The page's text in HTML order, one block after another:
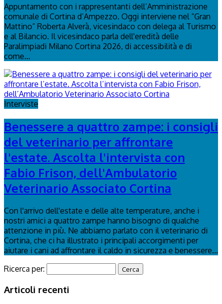
Appuntamento con i rappresentanti dell’Amministrazione
comunale di Cortina d’Ampezzo. Oggi interviene nel “Gran
Mattino” Roberta Alverà, vicesindaco con delega al Turismo
e al Bilancio. Il vicesindaco parla dell'eredità delle
Paralimpiadi Milano Cortina 2026, di accessibilità e di
come...
Interviste
Benessere a quattro zampe: i consigli
del veterinario per affrontare
l'estate. Ascolta l'intervista con
Fabio Frison, dell'Ambulatorio
Veterinario Associato Cortina
Con l'arrivo dell'estate e delle alte temperature, anche i
nostri amici a quattro zampe hanno bisogno di qualche
attenzione in più. Ne abbiamo parlato con il veterinario di
Cortina, che ci ha illustrato i principali accorgimenti per
aiutare i cani ad affrontare il caldo in sicurezza e benessere...
Ricerca per:
Articoli recenti